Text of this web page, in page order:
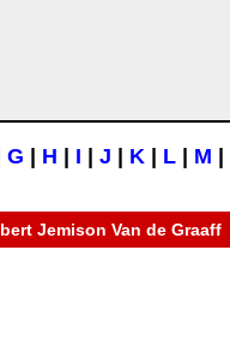
G H I J K L M
Jemison Van de Graaff